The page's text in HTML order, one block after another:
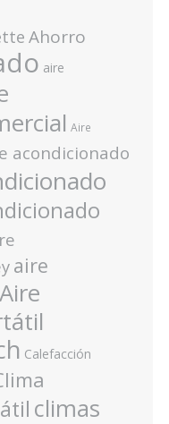
Ahorro
aire
Aire
acondicionado
aire
Aire
Calefacción
climas